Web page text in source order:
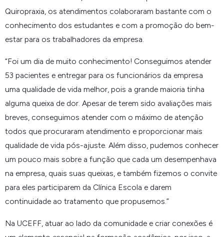
Quiropraxia, os atendimentos colaboraram bastante com o
conhecimento dos estudantes e com a promoção do bem-
estar para os trabalhadores da empresa.
“Foi um dia de muito conhecimento! Conseguimos atender
53 pacientes e entregar para os funcionários da empresa
uma qualidade de vida melhor, pois a grande maioria tinha
alguma queixa de dor. Apesar de terem sido avaliações mais
breves, conseguimos atender com o máximo de atenção
todos que procuraram atendimento e proporcionar mais
qualidade de vida pós-ajuste. Além disso, pudemos conhecer
um pouco mais sobre a função que cada um desempenhava
na empresa, quais suas queixas, e também fizemos o convite
para eles participarem da Clínica Escola e darem
continuidade ao tratamento que propusemos.”
Na UCEFF, atuar ao lado da comunidade e criar conexões é